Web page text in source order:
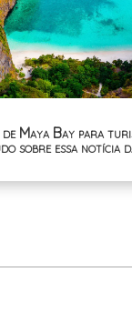
Maya Bay para
sobre essa notícia